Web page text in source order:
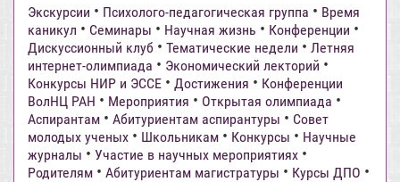
Экскурсии • Психолого-педагогическая группа • Время
каникул • Семинары • Научная жизнь • Конференции •
Дискуссионный клуб • Тематические недели • Летняя
интернет-олимпиада • Экономический лекторий •
Конкурсы НИР и ЭССЕ • Достижения • Конференции
ВолНЦ РАН • Мероприятия • Открытая олимпиада •
Аспирантам • Абитуриентам аспирантуры • Совет
молодых ученых • Школьникам • Конкурсы • Научные
журналы • Участие в научных мероприятиях •
Родителям • Абитуриентам магистратуры • Курсы ДПО •